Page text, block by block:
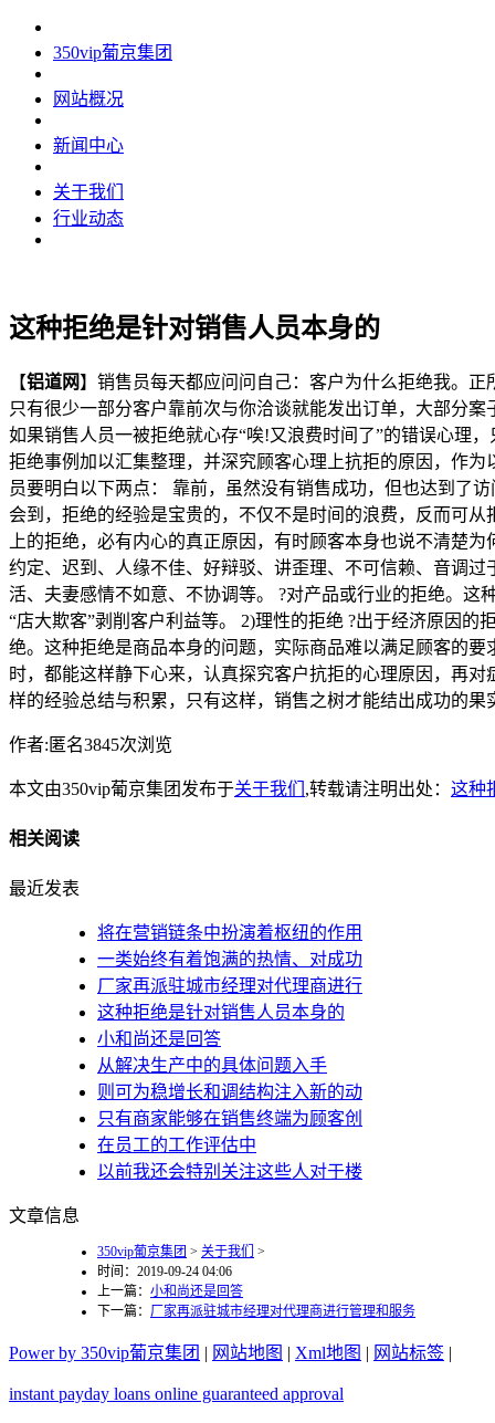
350vip葡京集团
网站概况
新闻中心
关于我们
行业动态
这种拒绝是针对销售人员本身的
【铝道网】销售员每天都应问问自己：客户为什么拒绝我。
只有很少一部分客户靠前次与你洽谈就能发出订单，大部分
如果销售人员一被拒绝就心存“唉!又浪费时间了”的错误心理
拒绝事例加以汇集整理，并深究顾客心理上抗拒的原因，作
员要明白以下两点： 靠前，虽然没有销售成功，但也达到了
会到，拒绝的经验是宝贵的，不仅不是时间的浪费，反而可
上的拒绝，必有内心的真正原因，有时顾客本身也说不清楚
约定、迟到、人缘不佳、好辩驳、讲歪理、不可信赖、音调
活、夫妻感情不如意、不协调等。 ?对产品或行业的拒绝。
“店大欺客”剥削客户利益等。 2)理性的拒绝 ?出于经济原因
绝。这种拒绝是商品本身的问题，实际商品难以满足顾客的
时，都能这样静下心来，认真探究客户抗拒的心理原因，再
样的经验总结与积累，只有这样，销售之树才能结出成功的果
作者:匿名3845次浏览
本文由350vip葡京集团发布于关于我们 ,转载请注明出处： 这种
相关阅读
最近发表
将在营销链条中扮演着枢纽的作用
一类始终有着饱满的热情、对成功
厂家再派驻城市经理对代理商进行
这种拒绝是针对销售人员本身的
小和尚还是回答
从解决生产中的具体问题入手
则可为稳增长和调结构注入新的动
只有商家能够在销售终端为顾客创
在员工的工作评估中
以前我还会特别关注这些人对于楼
文章信息
350vip葡京集团 > 关于我们 >
时间：2019-09-24 04:06
上一篇： 小和尚还是回答
下一篇： 厂家再派驻城市经理对代理商进行管理和服务
Power by 350vip葡京集团 | 网站地图 | Xml地图 | 网站标签 |
instant payday loans online guaranteed approval